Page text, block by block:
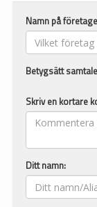
Namn på
Betygsätt
Skriv en kortare
Ditt namn: